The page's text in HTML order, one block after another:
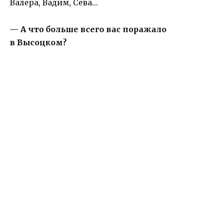
Валера, Вадим, Сева…
— А что больше всего вас поражало
в Высоцком?